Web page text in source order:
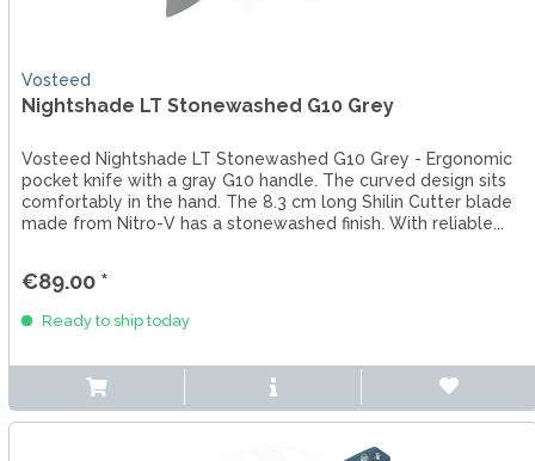
Vosteed
Nightshade LT Stonewashed G10 Grey
Vosteed Nightshade LT Stonewashed G10 Grey - Ergonomic
pocket knife with a gray G10 handle. The curved design sits
comfortably in the hand. The 8.3 cm long Shilin Cutter blade
made from Nitro-V has a stonewashed finish. With reliable...
€89.00 *
Ready to ship today